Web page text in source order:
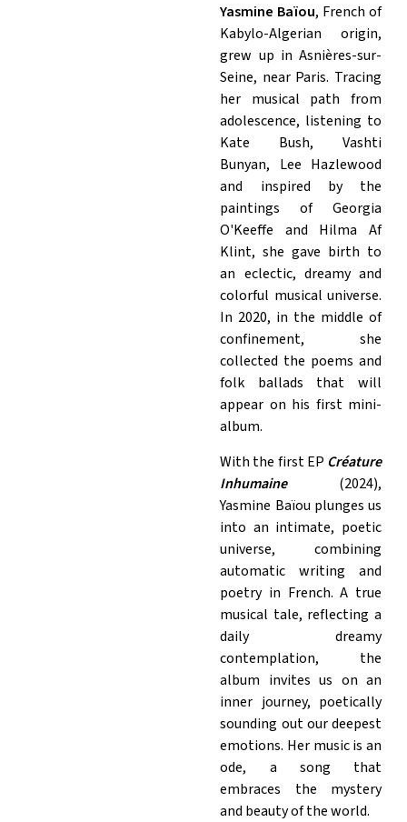
Yasmine Baïou, French of
Kabylo-Algerian origin,
grew up in Asnières-sur-
Seine, near Paris. Tracing
her musical path from
adolescence, listening to
Kate Bush, Vashti
Bunyan, Lee Hazlewood
and inspired by the
paintings of Georgia
O'Keeffe and Hilma Af
Klint, she gave birth to
an eclectic, dreamy and
colorful musical universe.
In 2020, in the middle of
confinement, she
collected the poems and
folk ballads that will
appear on his first mini-
album.
With the first EP Créature
Inhumaine
(2024),
Yasmine Baïou plunges us
into an intimate, poetic
universe, combining
automatic writing and
poetry in French. A true
musical tale, reflecting a
daily dreamy
contemplation, the
album invites us on an
inner journey, poetically
sounding out our deepest
emotions. Her music is an
ode, a song that
embraces the mystery
and beauty of the world.